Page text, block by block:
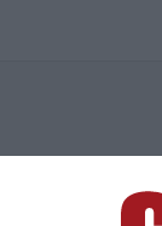
Lamezia Terme